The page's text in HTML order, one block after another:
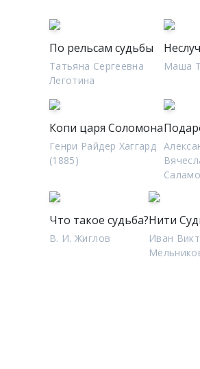
По рельсам судьбы
Татьяна Сергеевна
Леготина
Маша
Копи царя Соломона
Генри Райдер Хаггард
(1885)
Что такое судьба?
В. И. Жиглов
Нити
Иван